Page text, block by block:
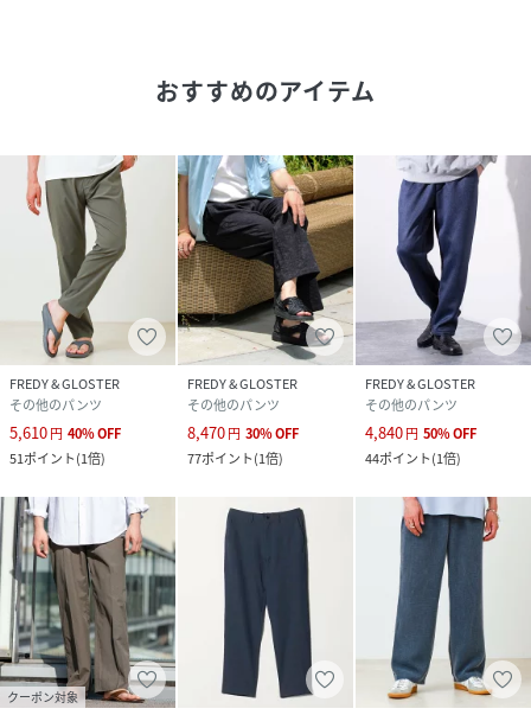
・シャツ合わせできれいめに
・サンダルで夏らしく
レザーサンダルやトングサンダルで軽快な足元に。
・スニーカーで街着に
白スニーカー合わせでクリーンなデイリーコーデにも◎
#FREDY＆GLOSTER #リネンパンツ #イージーパンツ #夏コ
ーデ #大人カジュアル #リラックススタイル #涼しいパンツ
#テーパードパンツ #シンプルコーデ #サマースタイル
“やさしさ・さわやか・童心”” この3つの考え方をベース
に、シンプルな中に着心地の良さがあり、誰かにちょっと褒
められるようなストーリーが生まれる良質なデイリーユース
アイテムを提案します。
フレンチカジュアル、トラッドを基本として遊び心のあるデ
ィテール、色柄、サイジングなどでアレンジし、エイジレス
でタイムレスな展開。
GLOSTERは毎日がほんの少しでもHAPPYになれることを提
おすすめのアイテム
FREDY & GLOSTER
その他のパンツ
5,610円 40%OFF
51ポイント(1倍)
FREDY & GLOSTER
その他のパンツ
8,470円 30%OFF
77ポイント(1倍)
FREDY & GLOSTER
その他のパンツ
4,840円 50%OFF
44ポイント(1倍)
クーポン対象